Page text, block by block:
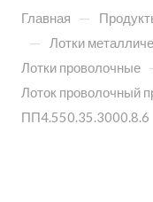
Главная —
— Лотки
Лотки проволочные
Лоток проволочный
ПП4.550.35.3000.8.6